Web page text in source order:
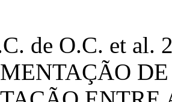
de O.C. et al.
DE